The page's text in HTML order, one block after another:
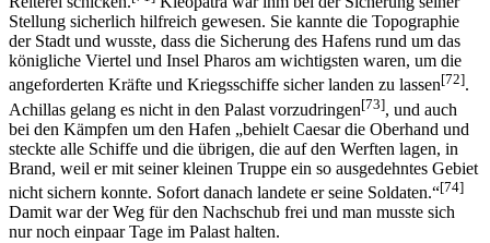
Stellung sicherlich hilfreich gewesen. Sie kannte die Topographie
der Stadt und wusste, dass die Sicherung des Hafens rund um das
königliche Viertel und Insel Pharos am wichtigsten waren, um die
angeforderten Kräfte und Kriegsschiffe sicher landen zu lassen[72].
Achillas gelang es nicht in den Palast vorzudringen[73], und auch
bei den Kämpfen um den Hafen „behielt Caesar die Oberhand und
steckte alle Schiffe und die übrigen, die auf den Werften lagen, in
Brand, weil er mit seiner kleinen Truppe ein so ausgedehntes Gebiet
nicht sichern konnte. Sofort danach landete er seine Soldaten.“[74]
Damit war der Weg für den Nachschub frei und man musste sich
nur noch einpaar Tage im Palast halten.